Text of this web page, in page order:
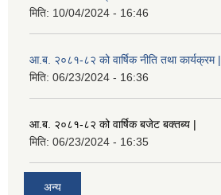
मिति: 10/04/2024 - 16:46
आ.ब. २०८१-८२ को वार्षिक नीति तथा कार्यक्रम |
मिति: 06/23/2024 - 16:36
आ.ब. २०८१-८२ को वार्षिक बजेट बक्तब्य |
मिति: 06/23/2024 - 16:35
अन्य